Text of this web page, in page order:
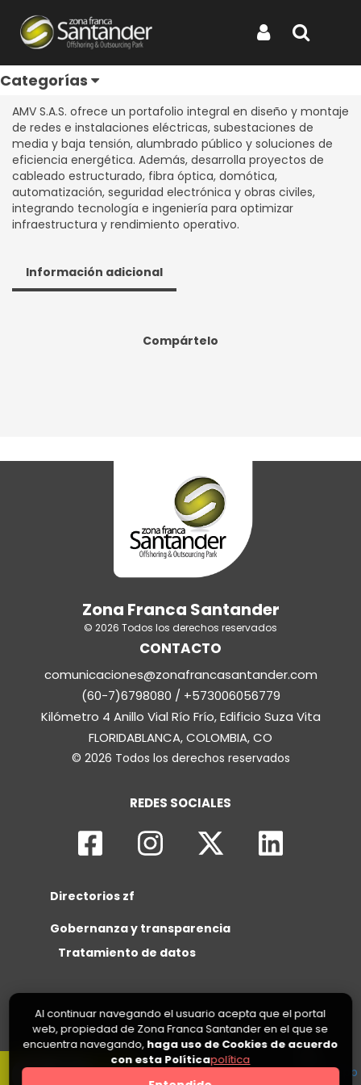
Categorías
AMV ZONA FRANCA S.A.S.
AMV ZONA FRANCA S.A.S.
REF: AMV ZONA FRANCA S.A.S.
AMV S.A.S. ofrece un portafolio integral en diseño y montaje
de redes e instalaciones eléctricas, subestaciones de
media y baja tensión, alumbrado público y soluciones de
eficiencia energética. Además, desarrolla proyectos de
cableado estructurado, fibra óptica, domótica,
automatización, seguridad electrónica y obras civiles,
integrando tecnología e ingeniería para optimizar
infraestructura y rendimiento operativo.
Información adicional
Compártelo
Zona Franca Santander
© 2026 Todos los derechos reservados
CONTACTO
comunicaciones@zonafrancasantander.com
(60-7)6798080 / +573006056779
Kilómetro 4 Anillo Vial Río Frío, Edificio Suza Vita
FLORIDABLANCA, COLOMBIA, CO
© 2026 Todos los derechos reservados
REDES SOCIALES
Directorios zf
Gobernanza y transparencia
Tratamiento de datos
Al continuar navegando el usuario acepta que el portal
web, propiedad de Zona Franca Santander en el que se
encuentra navegando, haga uso de Cookies de acuerdo
con esta Políticapolítica